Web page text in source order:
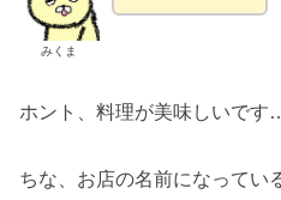
みくま
ホント、料理が美味しいです
ちな、お店の名前になってい